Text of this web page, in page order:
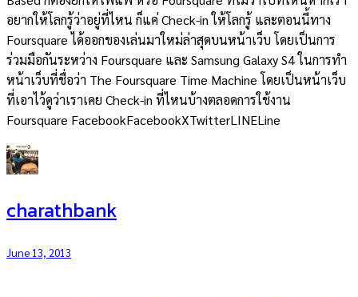
อยากให้โลกรู้ว่าอยู่ที่ไหน ก็แค่ Check-in ให้โลกรู้ และตอนนี้ทาง
Foursquare ได้ออกของเล่นมาใหม่ล่าสุดบนหน้าเว็บ โดยเป็นการ
ร่วมมือกันระหว่าง Foursquare และ Samsung Galaxy S4 ในการทำ
หน้าเว็บที่ชื่อว่า The Foursquare Time Machine โดยเป็นหน้าเว็บ
ที่เอาไว้ดูว่าเราเคย Check-in ที่ไหนบ้างตลอดการใช้งาน
Foursquare FacebookFacebookXTwitterLINELine
charathbank
June 13, 2013